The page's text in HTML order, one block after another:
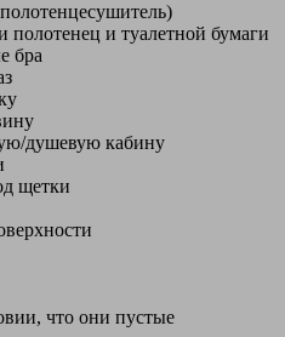
и туалетной бумаги
бра
душевую кабину
щетки
что они пустые